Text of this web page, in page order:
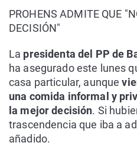
PROHENS ADMITE QUE
DECISIÓN"
La presidenta del PP de
ha asegurado este lunes
casa particular, aunque
una comida informal y
la mejor decisión. Si
trascendencia que iba a
añadido.